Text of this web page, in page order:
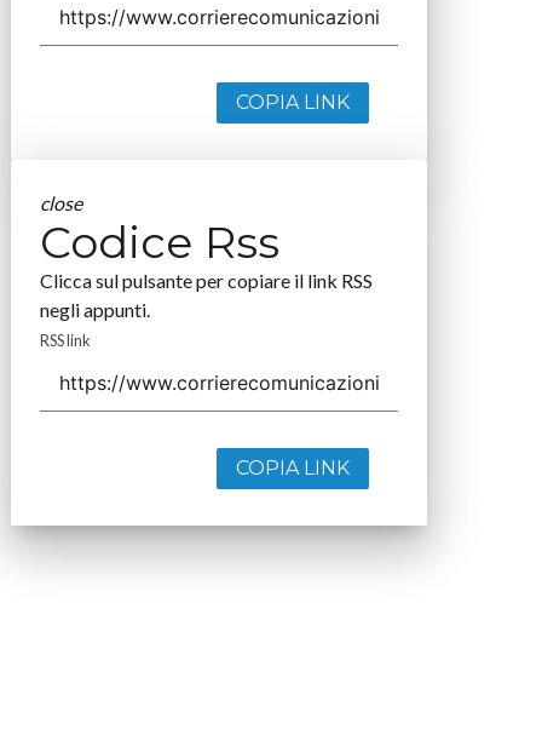
COPIA LINK
close
Codice Rss
Clicca sul pulsante per copiare il link RSS
negli appunti.
RSS link
COPIA LINK